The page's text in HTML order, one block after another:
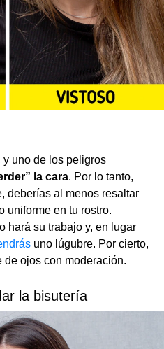
y uno de los peligros
la cara. Por lo tanto,
deberías al menos resaltar
uniforme en tu rostro.
hará su trabajo y, en lugar
uno lúgubre. Por cierto,
de ojos con moderación.
la bisutería